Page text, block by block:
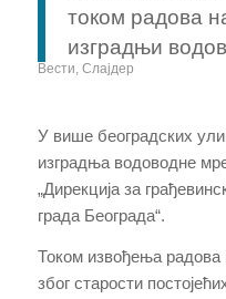
током радова
изградњи
Вести Слајдер
У више београдских
изградња водоводне
„Дирекција за
града Београда“.
Током извођења
због старости